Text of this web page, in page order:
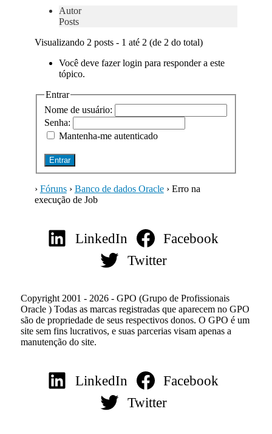
Autor
Posts
Visualizando 2 posts - 1 até 2 (de 2 do total)
Você deve fazer login para responder a este
tópico.
Entrar
Nome de usuário:
Senha:
Mantenha-me autenticado
Entrar
› Fóruns › Banco de dados Oracle › Erro na
execução de Job
LinkedIn
Facebook
Twitter
Copyright 2001 - 2026 - GPO (Grupo de Profissionais
Oracle ) Todas as marcas registradas que aparecem no GPO
são de propriedade de seus respectivos donos. O GPO é um
site sem fins lucrativos, e suas parcerias visam apenas a
manutenção do site.
LinkedIn
Facebook
Twitter